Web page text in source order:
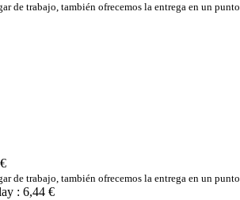
de trabajo, también ofrecemos la entrega en un
de trabajo, también ofrecemos la entrega en un
: 6,44 €